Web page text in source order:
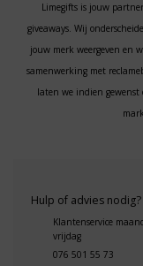
Limegifts is jouw
giveaways. Wij
jouw merk weergeven en
samenwerking met
laten we indien
Hulp of advies nodig?
Klantenservice
vrijdag
076 501 55 73